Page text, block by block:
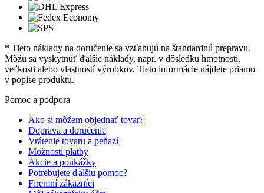
* Tieto náklady na doručenie sa vzťahujú na štandardnú prepravu.
Môžu sa vyskytnúť ďalšie náklady, napr. v dôsledku hmotnosti,
veľkosti alebo vlastností výrobkov. Tieto informácie nájdete priamo
v popise produktu.
Pomoc a podpora
Ako si môžem objednať tovar?
Doprava a doručenie
Vrátenie tovaru a peňazí
Možnosti platby
Akcie a poukážky
Potrebujete ďalšiu pomoc?
Firemní zákazníci